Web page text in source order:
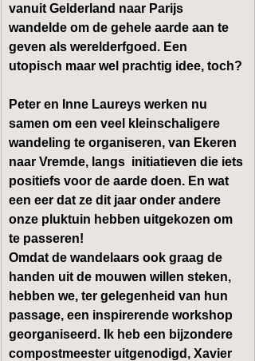
vanuit Gelderland naar Parijs
wandelde om de gehele aarde aan te
geven als werelderfgoed . Een
utopisch maar wel prachtig idee, toch?
Peter en Inne Laureys werken nu
samen om een veel kleinschaligere
wandeling te organiseren, van Ekeren
naar Vremde, langs  initiatieven die iets
positiefs voor de aarde doen. En wat
een eer dat ze dit jaar onder andere
onze pluktuin hebben uitgekozen om
te passeren!
Omdat de wandelaars ook graag de
handen uit de mouwen willen steken,
hebben we, ter gelegenheid van hun
passage, een inspirerende workshop
georganiseerd. Ik heb een bijzondere
compostmeester uitgenodigd, Xavier